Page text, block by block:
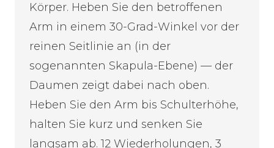
Körper. Heben Sie den betroffenen
Arm in einem 30-Grad-Winkel vor der
reinen Seitlinie an (in der
sogenannten Skapula-Ebene) — der
Daumen zeigt dabei nach oben.
Heben Sie den Arm bis Schulterhöhe,
halten Sie kurz und senken Sie
langsam ab. 12 Wiederholungen, 3